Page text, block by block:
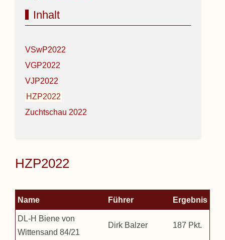
Inhalt
VSwP2022
VGP2022
VJP2022
HZP2022
Zuchtschau 2022
HZP2022
Name Führer Ergebnis
DL-H Biene von
Wittensand 84/21
Dirk Balzer 187 Pkt.